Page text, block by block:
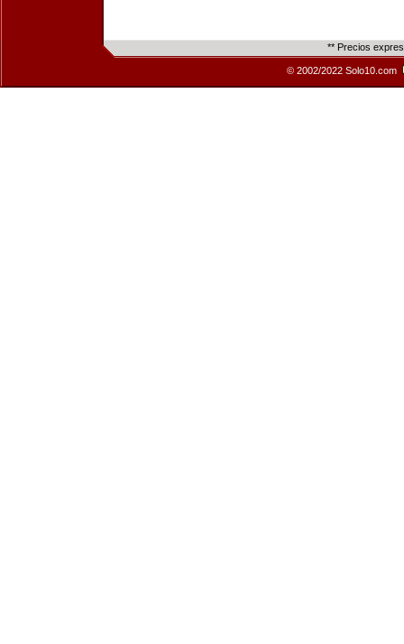
** Precios
© 2002/2022 Solo10.com